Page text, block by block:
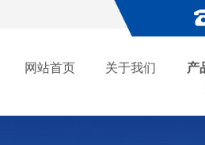
网站首页 关于我们 产